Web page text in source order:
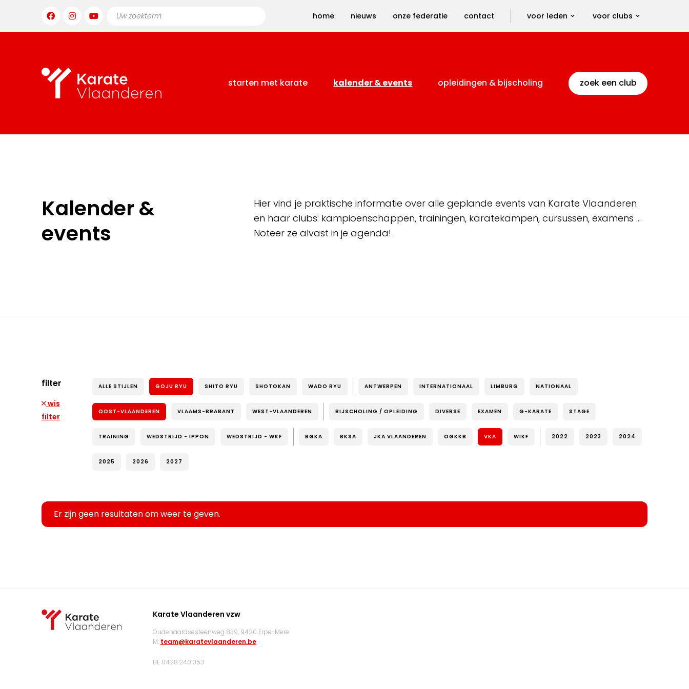
home nieuws onze federatie contact voor leden voor clubs
starten met karate kalender & events opleidingen & bijscholing zoek een club
Kalender &
events
Hier vind je praktische informatie over alle geplande events van Karate Vlaanderen
en haar clubs: kampioenschappen, trainingen, karatekampen, cursussen, examens …
Noteer ze alvast in je agenda!
filter
wis
filter
ALLE STIJLEN GOJU RYU SHITO RYU SHOTOKAN WADO RYU ANTWERPEN INTERNATIONAAL LIMBURG NATIONAAL
OOST-VLAANDEREN VLAAMS-BRABANT WEST-VLAANDEREN BIJSCHOLING / OPLEIDING DIVERSE EXAMEN G-KARATE STAGE
TRAINING WEDSTRIJD - IPPON WEDSTRIJD - WKF BGKA BKSA JKA VLAANDEREN OGKKB VKA WIKF 2022 2023 2024
2025 2026 2027
Er zijn geen resultaten om weer te geven.
Karate Vlaanderen vzw
Oudenaardsesteenweg 839, 9420 Erpe-Mere
M: team@karatevlaanderen.be
BE 0428.240.053